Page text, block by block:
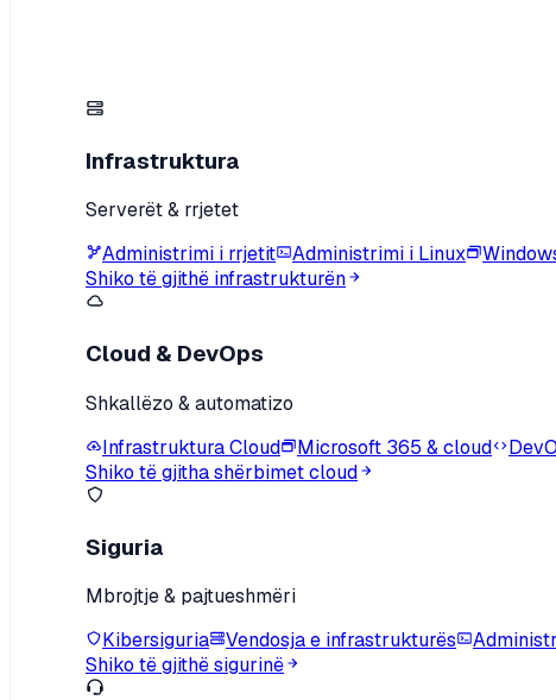
Infrastruktura
Serverët & rrjetet
Administrimi i rrjetit
Administrimi i Linux
Shiko të gjithë infrastrukturën
Cloud & DevOps
Shkallëzo & automatizo
Infrastruktura Cloud
Microsoft 365 & cloud
Shiko të gjitha shërbimet cloud
Siguria
Mbrojtje & pajtueshmëri
Kibersiguria
Vendosja e infrastrukturës
Shiko të gjithë sigurinë